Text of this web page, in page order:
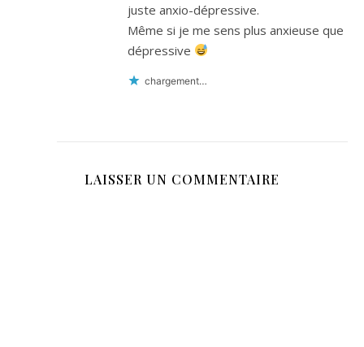
juste anxio-dépressive.
Même si je me sens plus anxieuse que
dépressive
chargement…
LAISSER UN COMMENTAIRE